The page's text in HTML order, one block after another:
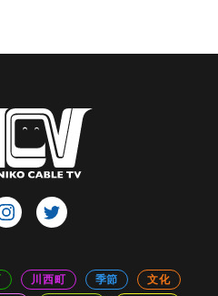
川西町 季節
文化